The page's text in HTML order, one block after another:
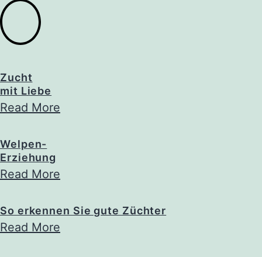
Zucht
mit Liebe
Read More
Welpen-
Erziehung
Read More
So erkennen Sie gute Züchter
Read More